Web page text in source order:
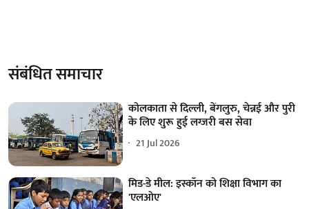
संबंधित समाचार
कोलकाता से दिल्ली, बेंगलुरु, चेन्नई और पुरी
के लिए शुरू हुई लग्जरी बस सेवा
21 Jul 2026
मिड-डे मील: इस्कॉन को शिक्षा विभाग का
'एलओए'